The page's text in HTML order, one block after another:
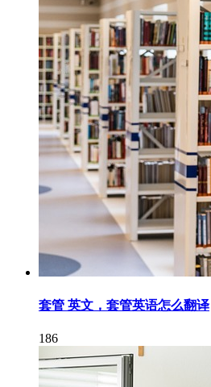
套管 英文，套管英语怎么翻译
186